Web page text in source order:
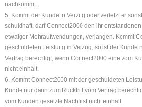
nachkommt.
5. Kommt der Kunde in Verzug oder verletzt er
schuldhaft, darf Connect2000 den ihr
etwaiger Mehraufwendungen, verlangen. Kommt
geschuldeten Leistung in Verzug, so ist der Kunde
Vertrag berechtigt, wenn Connect2000 eine vom
nicht einhält.
6. Kommt Connect2000 mit der geschuldeten
Kunde nur dann zum Rücktritt vom Vertrag
vom Kunden gesetzte Nachfrist nicht einhält.